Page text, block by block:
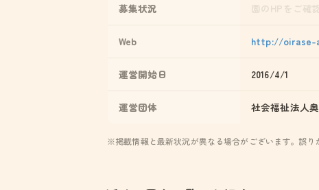
募集状況
Web http://oirase-
運営開始日 2016/4/1
運営団体 社会福祉法人
※掲載情報と最新状況が異なる場合がございます。誤り